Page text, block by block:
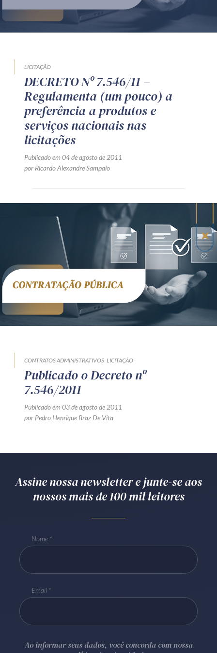
Produtos e serviços
Mentoria Zênite
Capacitação
Eventos presenciais
Zênite in Company
Diferenciais
Receba por RSS
Av. Sete de Setembro, 4698
Batel Curitiba/PR CEP 80240-000
Telefone (41) 2109-8666
Whatsapp (41) 98881-6616
LICITAÇÃO
DECRETO Nº 7.546/11 –
Regulamenta (um pouco) a
preferência a produtos e
serviços nacionais nas
licitações
Publicado em 04 de agosto de 2011
por Ricardo Alexandre Sampaio
CONTRATOS ADMINISTRATIVOS LICITAÇÃO
Publicado o Decreto nº
7.546/2011
Publicado em 03 de agosto de 2011
por Pedro Henrique Braz De Vita
Assine nossa newsletter e junte-se aos
nossos mais de 100 mil leitores
Nome
Email
Ao informar seus dados, você concorda com nossa